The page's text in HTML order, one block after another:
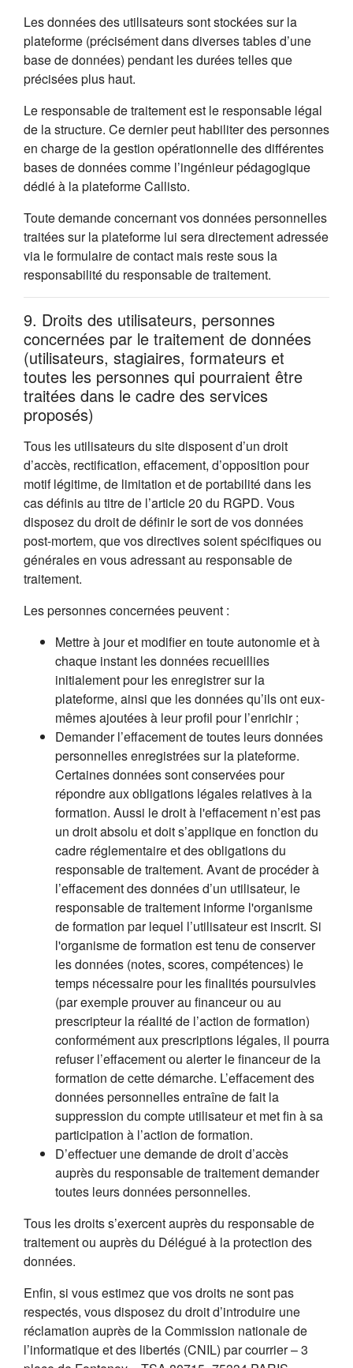
Les données des utilisateurs sont stockées sur la
plateforme (précisément dans diverses tables d’une
base de données) pendant les durées telles que
précisées plus haut.
Le responsable de traitement est le responsable légal
de la structure. Ce dernier peut habiliter des personnes
en charge de la gestion opérationnelle des différentes
bases de données comme l’ingénieur pédagogique
dédié à la plateforme Callisto.
Toute demande concernant vos données personnelles
traitées sur la plateforme lui sera directement adressée
via le formulaire de contact mais reste sous la
responsabilité du responsable de traitement.
9. Droits des utilisateurs, personnes
concernées par le traitement de données
(utilisateurs, stagiaires, formateurs et
toutes les personnes qui pourraient être
traitées dans le cadre des services
proposés)
Tous les utilisateurs du site disposent d’un droit
d’accès, rectification, effacement, d’opposition pour
motif légitime, de limitation et de portabilité dans les
cas définis au titre de l’article 20 du RGPD. Vous
disposez du droit de définir le sort de vos données
post-mortem, que vos directives soient spécifiques ou
générales en vous adressant au responsable de
traitement.
Les personnes concernées peuvent :
Mettre à jour et modifier en toute autonomie et à
chaque instant les données recueillies
initialement pour les enregistrer sur la
plateforme, ainsi que les données qu’ils ont eux-
mêmes ajoutées à leur profil pour l’enrichir ;
Demander l’effacement de toutes leurs données
personnelles enregistrées sur la plateforme.
Certaines données sont conservées pour
répondre aux obligations légales relatives à la
formation. Aussi le droit à l'effacement n’est pas
un droit absolu et doit s’applique en fonction du
cadre réglementaire et des obligations du
responsable de traitement. Avant de procéder à
l’effacement des données d’un utilisateur, le
responsable de traitement informe l'organisme
de formation par lequel l’utilisateur est inscrit. Si
l'organisme de formation est tenu de conserver
les données (notes, scores, compétences) le
temps nécessaire pour les finalités poursuivies
(par exemple prouver au financeur ou au
prescripteur la réalité de l’action de formation)
conformément aux prescriptions légales, il pourra
refuser l’effacement ou alerter le financeur de la
formation de cette démarche. L’effacement des
données personnelles entraîne de fait la
suppression du compte utilisateur et met fin à sa
participation à l’action de formation.
D’effectuer une demande de droit d’accès
auprès du responsable de traitement demander
toutes leurs données personnelles.
Tous les droits s’exercent auprès du responsable de
traitement ou auprès du Délégué à la protection des
données.
Enfin, si vous estimez que vos droits ne sont pas
respectés, vous disposez du droit d’introduire une
réclamation auprès de la Commission nationale de
l’informatique et des libertés (CNIL) par courrier – 3